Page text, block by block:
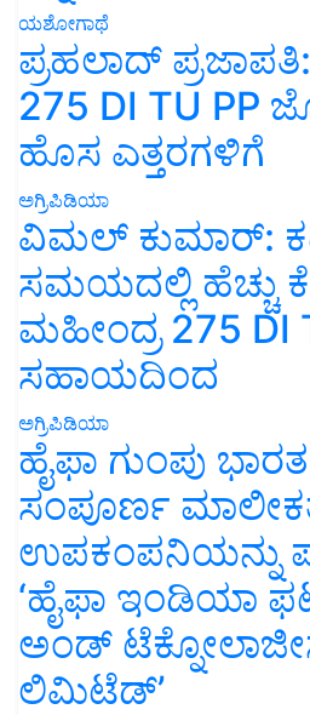
ಯಶೋಗಾಥೆ
ಪ್ರಹಲಾದ್
275 DI TU PP
ಹೊಸ ಎತ್ತರಗಳಿಗೆ
ಅಗ್ರಿಪಿಡಿಯಾ
ವಿಮಲ್ ಕುಮಾರ್:
ಸಮಯದಲ್ಲಿ ಹೆಚ್ಚು
ಮಹೀಂದ್ರ 275 DI
ಸಹಾಯದಿಂದ
ಅಗ್ರಿಪಿಡಿಯಾ
ಹೈಫಾ ಗುಂಪು
ಸಂಪೂರ್ಣ
ಉಪಕಂಪನಿಯನ್ನು
‘ಹೈಫಾ ಇಂಡಿಯಾ
ಅಂಡ್
ಲಿಮಿಟೆಡ್’